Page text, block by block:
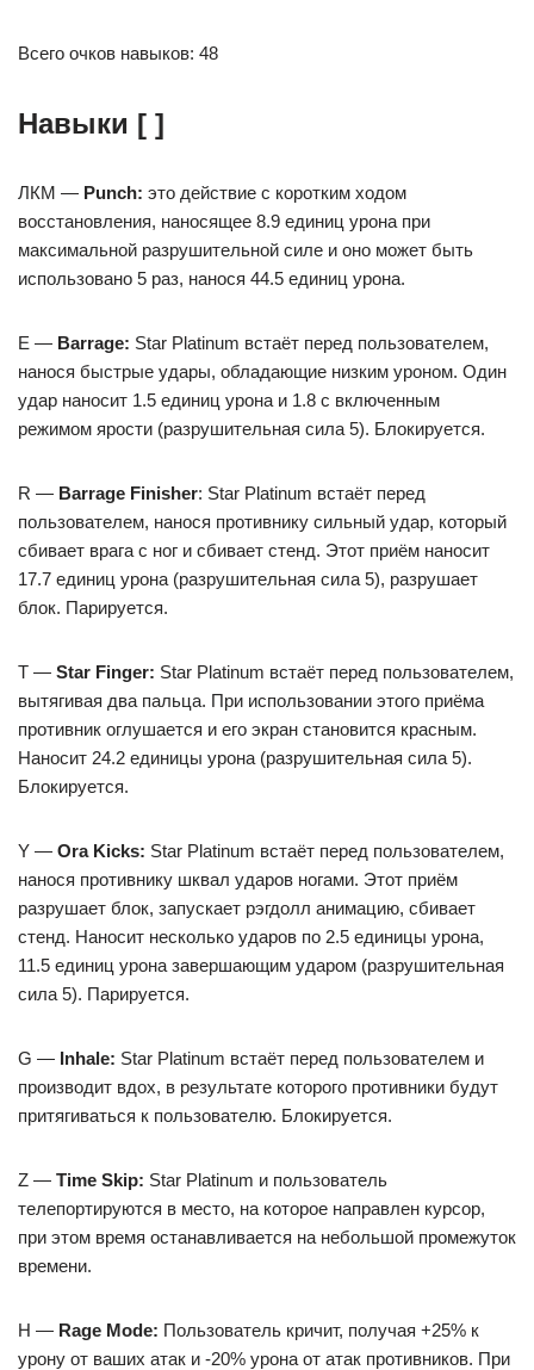
Всего очков навыков: 48
Навыки [ ]
ЛКМ — Punch: это действие с коротким ходом
восстановления, наносящее 8.9 единиц урона при
максимальной разрушительной силе и оно может быть
использовано 5 раз, нанося 44.5 единиц урона.
Е — Barrage: Star Platinum встаёт перед пользователем,
нанося быстрые удары, обладающие низким уроном. Один
удар наносит 1.5 единиц урона и 1.8 с включенным
режимом ярости (разрушительная сила 5). Блокируется.
R — Barrage Finisher: Star Platinum встаёт перед
пользователем, нанося противнику сильный удар, который
сбивает врага с ног и сбивает стенд. Этот приём наносит
17.7 единиц урона (разрушительная сила 5), разрушает
блок. Парируется.
Т — Star Finger: Star Platinum встаёт перед пользователем,
вытягивая два пальца. При использовании этого приёма
противник оглушается и его экран становится красным.
Наносит 24.2 единицы урона (разрушительная сила 5).
Блокируется.
Y — Ora Kicks: Star Platinum встаёт перед пользователем,
нанося противнику шквал ударов ногами. Этот приём
разрушает блок, запускает рэгдолл анимацию, сбивает
стенд. Наносит несколько ударов по 2.5 единицы урона,
11.5 единиц урона завершающим ударом (разрушительная
сила 5). Парируется.
G — Inhale: Star Platinum встаёт перед пользователем и
производит вдох, в результате которого противники будут
притягиваться к пользователю. Блокируется.
Z — Time Skip: Star Platinum и пользователь
телепортируются в место, на которое направлен курсор,
при этом время останавливается на небольшой промежуток
времени.
Н — Rage Mode: Пользователь кричит, получая +25% к
урону от ваших атак и -20% урона от атак противников. При